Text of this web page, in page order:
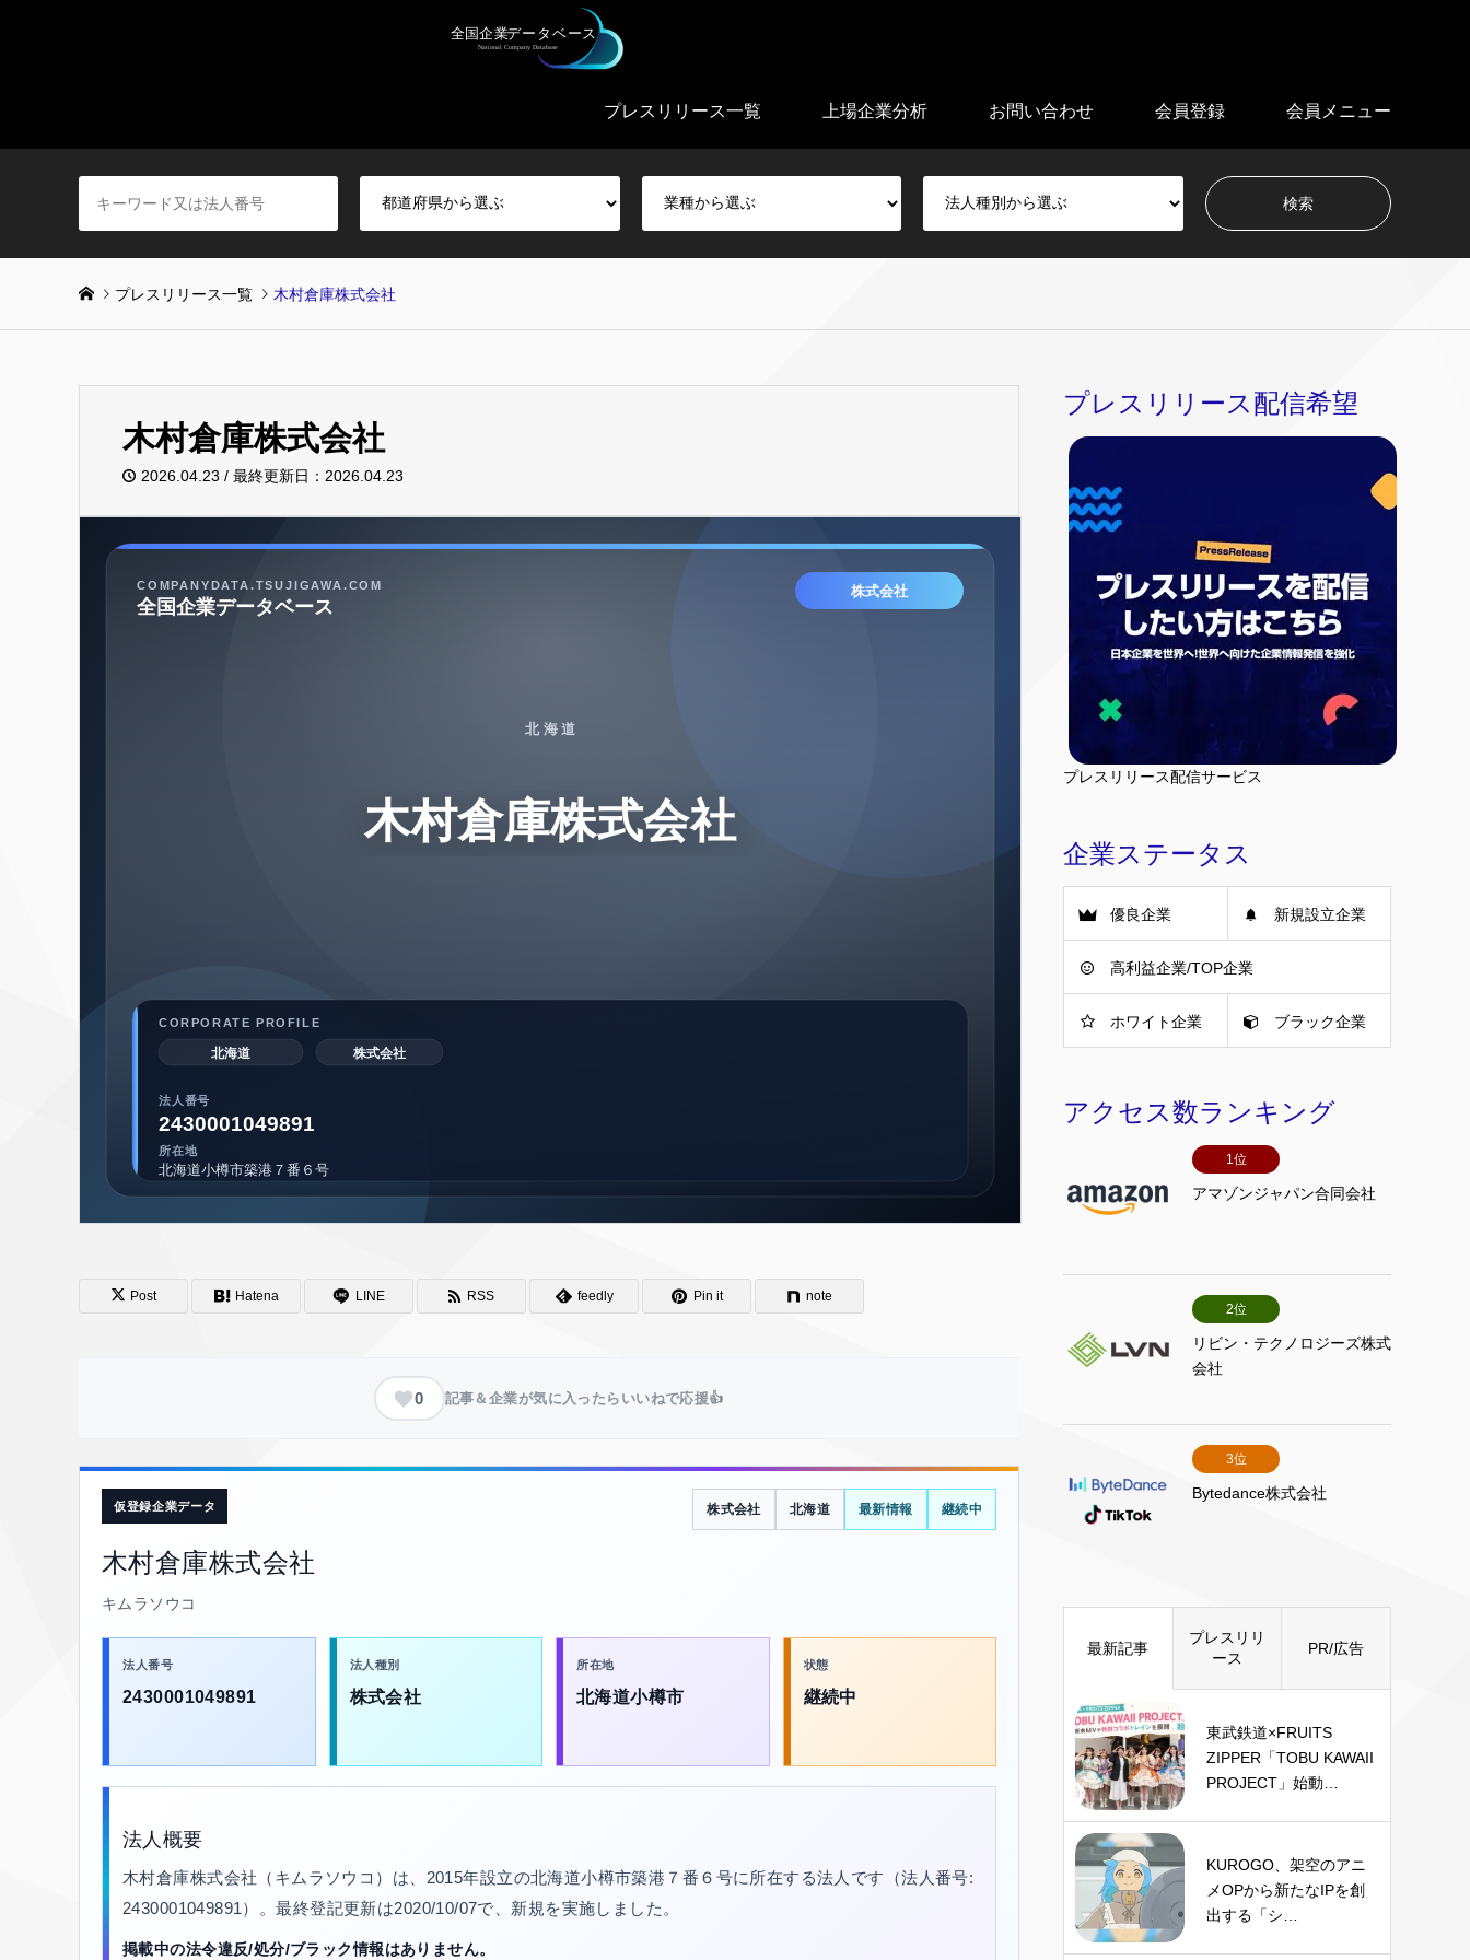
プレスリリース一覧 上場企業分析 お問い合わせ 会員登録 会員メニュー
プレスリリース一覧 木村倉庫株式会社
木村倉庫株式会社
2026.04.23 / 最終更新日：2026.04.23
Post Hatena LINE RSS feedly Pin it note
0 記事＆企業が気に入ったらいいねで応援👍
仮登録企業データ
木村倉庫株式会社
キムラソウコ
株式会社 北海道 最新情報 継続中
法人番号
2430001049891
法人種別
株式会社
所在地
北海道小樽市
状態
継続中
法人概要
木村倉庫株式会社（キムラソウコ）は、2015年設立の北海道小樽市築港７番６号に所在する法人です（法人番号:
2430001049891）。最終登記更新は2020/10/07で、新規を実施しました。
掲載中の法令違反/処分/ブラック情報はありません。
プレスリリース配信希望
プレスリリース配信サービス
企業ステータス
優良企業 新規設立企業
高利益企業/TOP企業
ホワイト企業 ブラック企業
アクセス数ランキング
1位
アマゾンジャパン合同会社
2位
リビン・テクノロジーズ株式
会社
3位
Bytedance株式会社
最新記事
プレスリリ
ース
PR/広告
東武鉄道×FRUITS
ZIPPER「TOBU KAWAII
PROJECT」始動…
KUROGO、架空のアニ
メOPから新たなIPを創
出する「シ…